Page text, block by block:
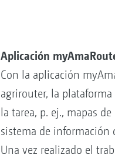
Aplicación
Con la aplicación
agrirouter, la
la tarea, p. ej., mapas
sistema de información
Una vez realizado el